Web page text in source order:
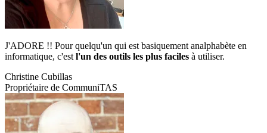
J'ADORE !! Pour quelqu'un qui est basiquement analphabète en
informatique, c'est l'un des outils les plus faciles à utiliser.
Christine Cubillas
Propriétaire de CommuniTAS